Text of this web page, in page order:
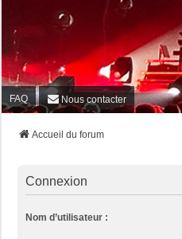
FAQ Nous contacter
Accueil du forum
Connexion
Nom d’utilisateur :